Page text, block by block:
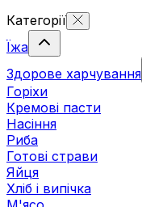
Категорії
Їжа
Здорове харчування
Горіхи
Кремові пасти
Насіння
Риба
Готові страви
Яйця
Хліб і випічка